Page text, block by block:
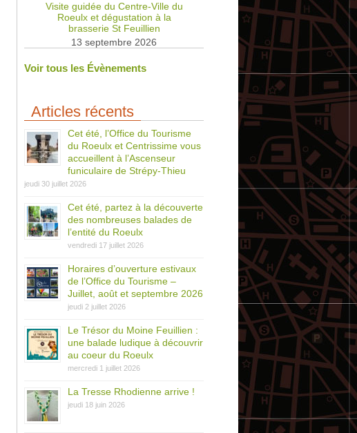
Visite guidée du Centre-Ville du
Roeulx et dégustation à la
brasserie St Feuillien
13 septembre 2026
Voir tous les Évènements
Articles récents
Cet été, l’Office du Tourisme
du Roeulx et Centrissime vous
accueillent à l’Ascenseur
funiculaire de Strépy-Thieu
jeudi 30 juillet 2026
Cet été, partez à la découverte
des nombreuses balades de
l’entité du Roeulx
vendredi 17 juillet 2026
Horaires d’ouverture estivaux
de l’Office du Tourisme –
Juillet, août et septembre 2026
jeudi 2 juillet 2026
Le Trésor du Moine Feuillien :
une balade ludique à découvrir
au coeur du Roeulx
mercredi 1 juillet 2026
La Tresse Rhodienne arrive !
jeudi 18 juin 2026